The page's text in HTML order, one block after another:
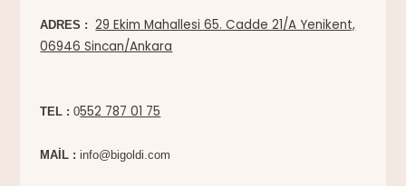
ADRES :
29 Ekim Mahallesi 65. Cadde 21/A Yenikent,
06946 Sincan/Ankara
TEL : 0552 787 01 75
MAİL :info@bigoldi.com